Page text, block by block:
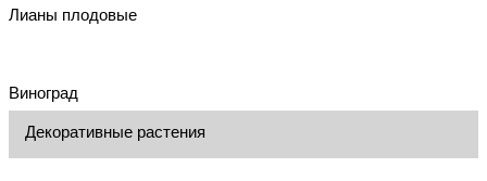
Лианы плодовые
Виноград
Декоративные растения